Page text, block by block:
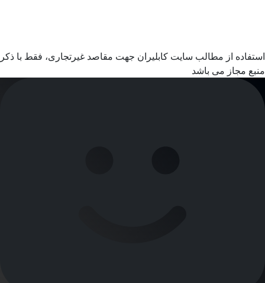
استفاده از مطالب سایت کابلیران جهت مقاصد غیرتجاری، فقط با ذکر
منبع مجاز می باشد